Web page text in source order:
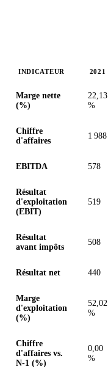
INDICATEUR 2021
Marge nette
(%)
22,13
%
Chiffre
d'affaires
1 988
EBITDA 578
Résultat
d'exploitation
(EBIT)
519
Résultat
avant impôts
508
Résultat net 440
Marge
d'exploitation
(%)
52,02
%
Chiffre
d'affaires vs.
N-1 (%)
0,00
%